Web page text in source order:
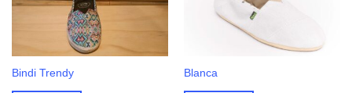
Bindi Trendy Blanca